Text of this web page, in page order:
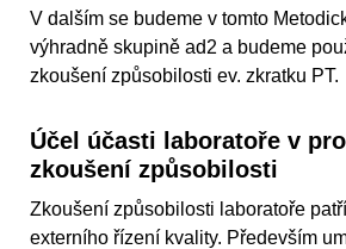
V dalším se budeme v tomto
výhradně skupině ad2 a budeme
zkoušení způsobilosti ev. zkratku PT.
Účel účasti laboratoře v
zkoušení způsobilosti
Zkoušení způsobilosti laboratoře
externího řízení kvality. Především